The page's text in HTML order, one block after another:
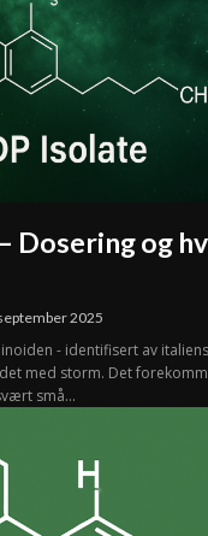
Dosering og
2025
- identifisert av
med storm. Det
små...